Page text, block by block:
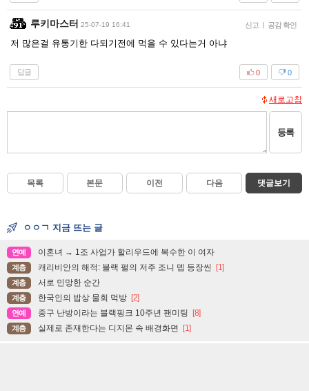
루키마스터 25-07-19 16:41 신고 | 공감 확인
저 많은걸 유통기한 다되기전에 먹을 수 있다는거 아냐
답글 0
0
새로고침
등록
목록 본문 이전 다음 댓글보기
ㅇㅇㄱ 지금 뜨는 글
연예 이혼녀 → 1조 사업가 할리우드에 복수한 이 여자
계층 캐리비안의 해적: 블랙 펄의 저주 조니 뎁 등장씬 [1]
계층 서로 민망한 순간
계층 한국인의 밥상 물회 먹방 [2]
연예 중구 난방이라는 블랙핑크 10주년 팬미팅 [8]
계층 실제로 존재한다는 디지몬 속 배경화면 [1]